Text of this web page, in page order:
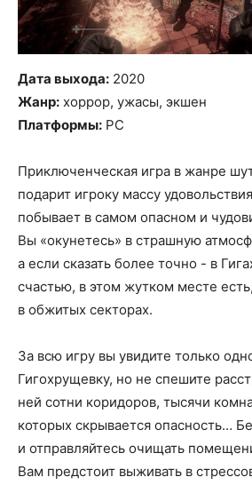
Дата выхода: 2020
Жанр: хоррор, ужасы, экшен
Платформы: PC
Приключенческая игра в жанре
подарит игроку массу
побывает в самом опасном и
Вы «окунетесь» в страшную
а если сказать более точно - в
счастью, в этом жутком месте
в обжитых секторах.
За всю игру вы увидите только
Гигохрущевку, но не спешите
ней сотни коридоров, тысячи
которых скрывается опасность…
и отправляйтесь очищать
Вам предстоит выживать в